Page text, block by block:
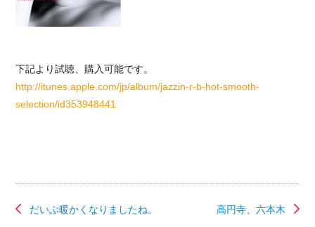
下記より試聴、購入可能です。
http://itunes.apple.com/jp/album/jazzin-r-b-hot-smooth-
selection/id353948441
高円寺、六本木
だいぶ暖かくなりましたね。